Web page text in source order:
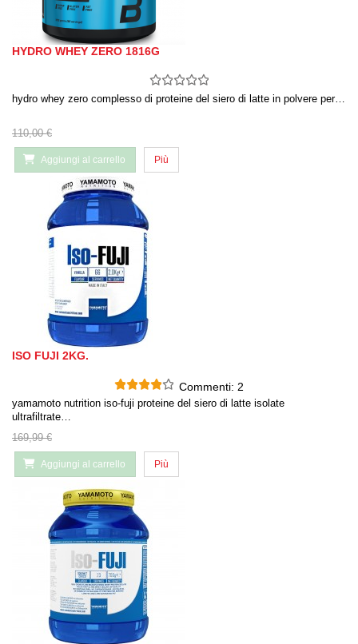
HYDRO WHEY ZERO 1816G
hydro whey zero complesso di proteine del siero di latte in polvere per…
110,00 €
Aggiungi al carrello Più
ISO FUJI 2KG.
Commenti: 2
yamamoto nutrition iso-fuji proteine del siero di latte isolate
ultrafiltrate…
169,99 €
Aggiungi al carrello Più